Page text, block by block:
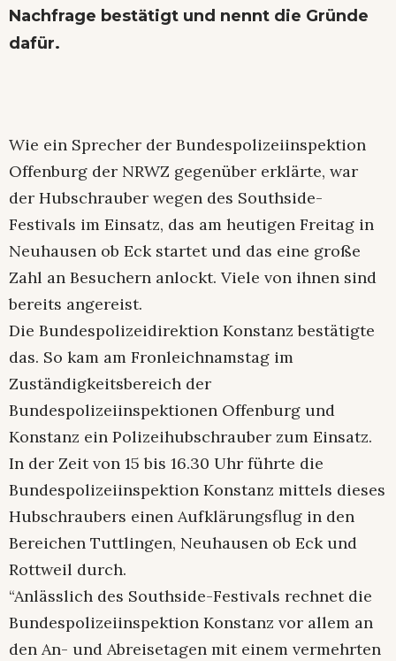
Nachfrage bestätigt und nennt die Gründe
dafür.
Wie ein Sprecher der Bundespolizeiinspektion
Offenburg der NRWZ gegenüber erklärte, war
der Hubschrauber wegen des Southside-
Festivals im Einsatz, das am heutigen Freitag in
Neuhausen ob Eck startet und das eine große
Zahl an Besuchern anlockt. Viele von ihnen sind
bereits angereist.
Die Bundespolizeidirektion Konstanz bestätigte
das. So kam am Fronleichnamstag im
Zuständigkeitsbereich der
Bundespolizeiinspektionen Offenburg und
Konstanz ein Polizeihubschrauber zum Einsatz.
In der Zeit von 15 bis 16.30 Uhr führte die
Bundespolizeiinspektion Konstanz mittels dieses
Hubschraubers einen Aufklärungsflug in den
Bereichen Tuttlingen, Neuhausen ob Eck und
Rottweil durch.
“Anlässlich des Southside-Festivals rechnet die
Bundespolizeiinspektion Konstanz vor allem an
den An- und Abreisetagen mit einem vermehrten